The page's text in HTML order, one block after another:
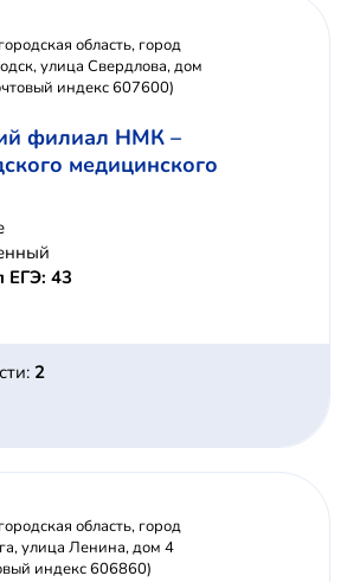
область, город
улица Свердлова, дом
индекс 607600)
филиал НМК –
медицинского
ЕГЭ: 43
2
область, город
улица Ленина, дом 4
индекс 606860)